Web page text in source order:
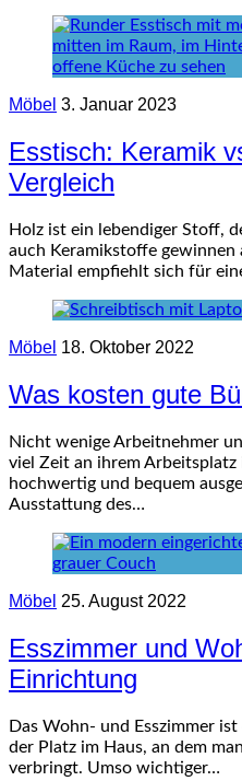
Möbel 3. Januar 2023
Esstisch: Keramik
Vergleich
Holz ist ein lebendiger Stoff,
auch Keramikstoffe
Material empfiehlt sich für
Möbel 18. Oktober 2022
Was kosten gute
Nicht wenige Arbeitnehmer
viel Zeit an ihrem Arbeitsplatz
hochwertig und bequem
Ausstattung des…
Möbel 25. August 2022
Esszimmer und
Einrichtung
Das Wohn- und Esszimmer
der Platz im Haus, an dem
verbringt. Umso wichtiger…